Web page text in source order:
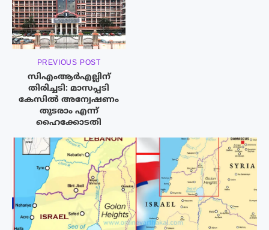
PREVIOUS POST
സിഎംആര്‍എല്ലിന്
തിരിച്ചടി: മാസപ്പടി
കേസിൽ അന്വേഷണം
തുടരാം എന്ന്
ഹൈക്കോടതി